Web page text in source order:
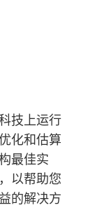
技上运行
化和估算
最佳实
以帮助您
的解决方